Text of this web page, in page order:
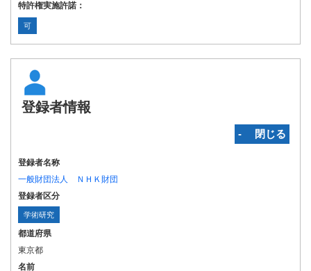
特許権実施許諾：
可
登録者情報
‐ 閉じる
登録者名称
一般財団法人 ＮＨＫ財団
登録者区分
学術研究
都道府県
東京都
名前